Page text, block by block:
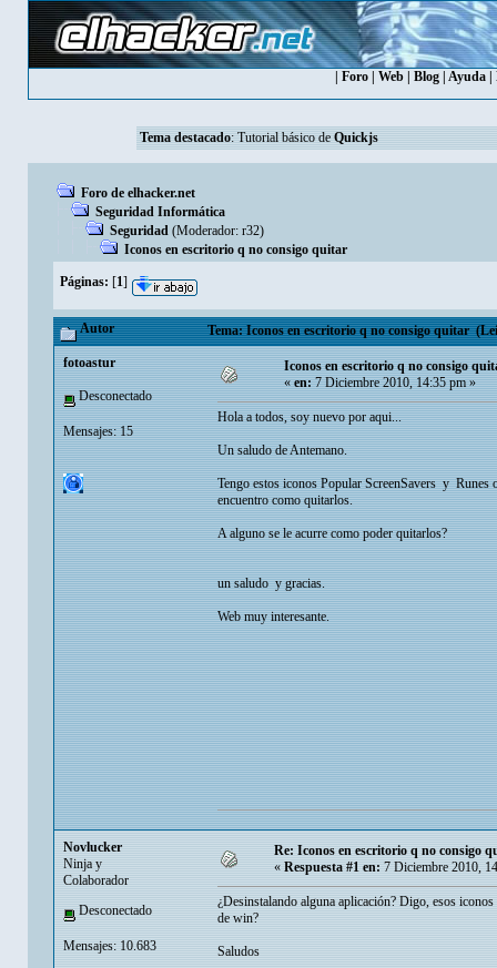
Foro| Web| Blog| Ayuda|
Tema destacado: Tutorial básico de Quickjs
Foro de elhacker.net
Seguridad Informática
Seguridad (Moderador: r32)
Iconos en escritorio q no consigo quitar
Páginas: [1]
Autor Tema: Iconos en escritorio q no consigo quitar
fotoastur
Desconectado
Mensajes: 15
Iconos en escritorio q no consigo
«en:7 Diciembre 2010, 14:35 pm »
Hola a todos, soy nuevo por aqui...
Un saludo de Antemano.
Tengo estos iconos Popular ScreenSavers y
encuentro como quitarlos.
A alguno se le acurre como poder quitarlos?
un saludo y gracias.
Web muy interesante.
Novlucker
Ninja y
Colaborador
Desconectado
Mensajes: 10.683
Re: Iconos en escritorio q no consigo
« Respuesta #1 en: 7 Diciembre 2010,
¿Desinstalando alguna aplicación? Digo, esos
de win?
Saludos